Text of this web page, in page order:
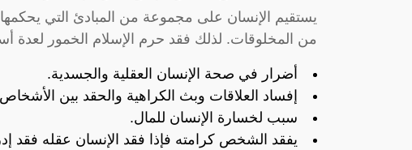
يستقيم الإنسان على مجموعة من المبادئ التي
من المخلوقات. لذلك فقد حرم الإسلام الخمور لعدة
أضرار في صحة الإنسان العقلية والجسدية.
إفساد العلاقات وبث الكراهية والحقد بين
سبب لخسارة الإنسان للمال.
يفقد الشخص كرامته فإذا فقد الإنسان عقله فقد